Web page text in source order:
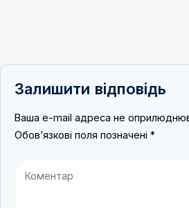
Залишити відповідь
Ваша e-mail адреса не
Обов’язкові поля позначені *